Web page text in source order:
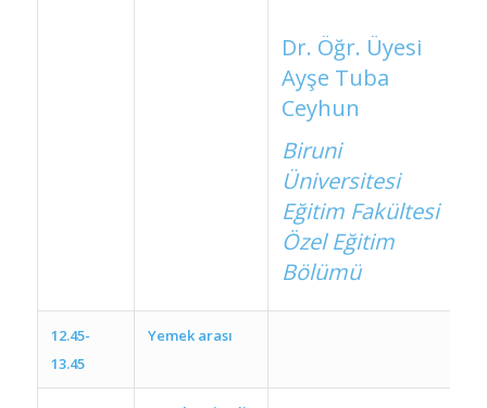
Dr. Öğr. Üyesi
Ayşe Tuba
Ceyhun
Biruni
Üniversitesi
Eğitim Fakültesi
Özel Eğitim
Bölümü
12.45-
13.45
Yemek arası